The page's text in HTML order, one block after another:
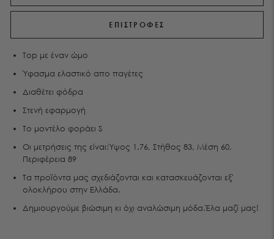
ΕΠΙΣΤΡΟΦΕΣ
Top με έναν ώμο
Ύφασμα ελαστικό απο παγέτες
Διαθέτει φόδρα
Στενή εφαρμογή
Το μοντέλο φοράει S
Οι μετρήσεις της είναι:Ύψος 1.76, Στήθος 83, Μέση 60,
Περιφέρεια 89
Τα προϊόντα μας σχεδιάζονται και κατασκευάζονται εξ'
ολοκλήρου στην Ελλάδα.
Δημιουργούμε βιώσιμη κι όχι αναλώσιμη μόδα.Έλα μαζί μας!